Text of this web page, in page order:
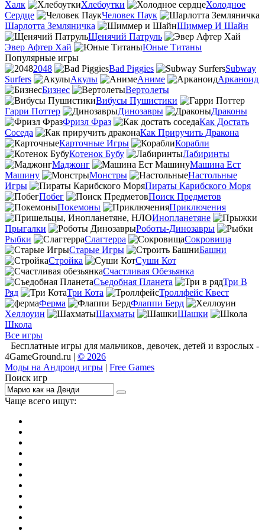
Халк
Хлебоутки
Холодное
Сердце
Человек Паук
Шарлотта Земляничка
Шиммер И Шайн
Щенячий Патруль
Эвер Афтер Хай
Юные Титаны
Популярные игры
2048
Bad Piggies
Subway
Surfers
Акулы Аниме
Арканоид
Бизнес
Вертолеты
Вибусы Пушистики
Гарри Поттер
Динозавры
Драконы
Фризл Фраз
Как Достать
Соседа
Как Приручить Дракона
Карточные Игры
Корабли
Котенок Бубу
Лабиринты
Маджонг
Машина Ест
Машину
Монстры
Настольные
Игры
Пираты Карибского Моря
Побег
Поиск Предметов
Покемоны
Приключения
Инопланетяне
Прыгалки
Роботы-Динозавры
Рыбки
Слагтерра
Сокровища
Старые Игры
Башни
Стройка
Суши Кот
Счастливая Обезьянка
Съедобная Планета
Три В
Ряд
Три Кота
Троллфейс Квест
Ферма
Флаппи Берд
Хеллоуин
Шахматы
Шашки
Школа
Все игры
Бесплатные игры для мальчиков, девочек, детей и взрослых -
4GameGround.ru | © 2026
Моды на Андроид игры | Free Games
Поиск игр
Чаще всего ищут: